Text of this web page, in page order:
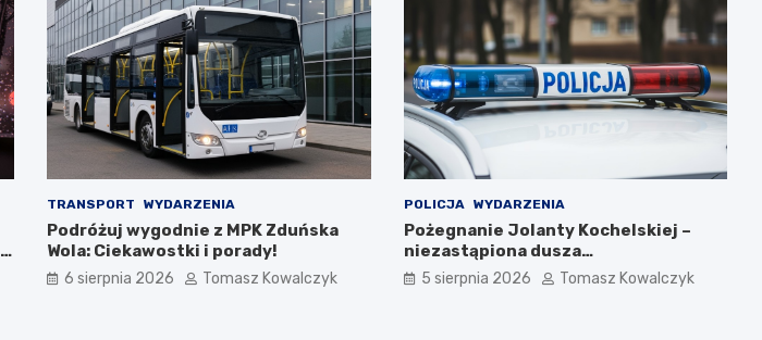
TRANSPORT WYDARZENIA
Podróżuj wygodnie z MPK Zduńska
Wola: Ciekawostki i porady!
6 sierpnia 2026 Tomasz Kowalczyk
POLICJA WYDARZENIA
Pożegnanie Jolanty Kochelskiej –
niezastąpiona dusza
zduńskowolskiej policji wśród
wspomnień i podziękowań
5 sierpnia 2026 Tomasz Kowalczyk